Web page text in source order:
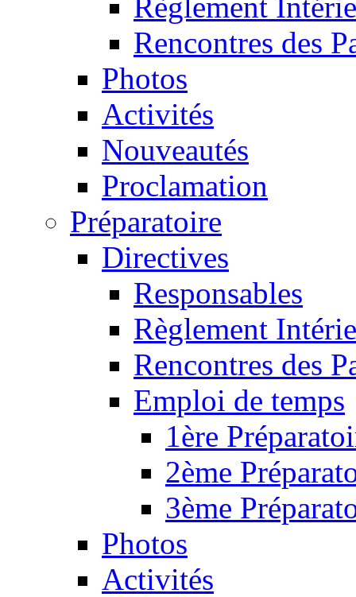
Rencontres des
Photos
Activités
Nouveautés
Proclamation
Préparatoire
Directives
Responsables
Règlement
Rencontres des
Emploi de temps
1ère
2ème
3ème
Photos
Activités